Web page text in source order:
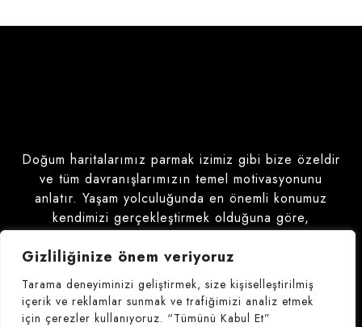
Gizliliğinize önem veriyoruz
Tarama deneyiminizi geliştirmek, size kişiselleştirilmiş
içerik ve reklamlar sunmak ve trafiğimizi analiz etmek
için çerezler kullanıyoruz. “Tümünü Kabul Et”
Doğum haritalarımız parmak izimiz gibi bize özeldir
ve tüm davranışlarımızın temel motivasyonunu
anlatır. Yaşam yolculuğunda en önemli konumuz
kendimizi gerçekleştirmek olduğuna göre,
gerçekten nasıl olduğudur.